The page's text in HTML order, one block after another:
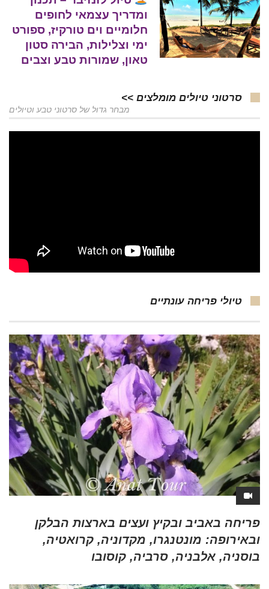
ומדריך עצמאי לחופים
חלומיים וים טורקיז, ספורט
ימי וצלילות, הבירה סטון
טאון, שמורות טבע וצבים
סרטוני טיולים מומלצים >>
מבחר גדול של סרטוני טבע וטיולים
טיולי פריחה עונתיים
פריחה באביב ובקיץ ועצים בארצות הבלקן
ובאירופה: מונטנגרו, מקדוניה, קרואטיה,
בוסניה, אלבניה, סרביה, קוסובו